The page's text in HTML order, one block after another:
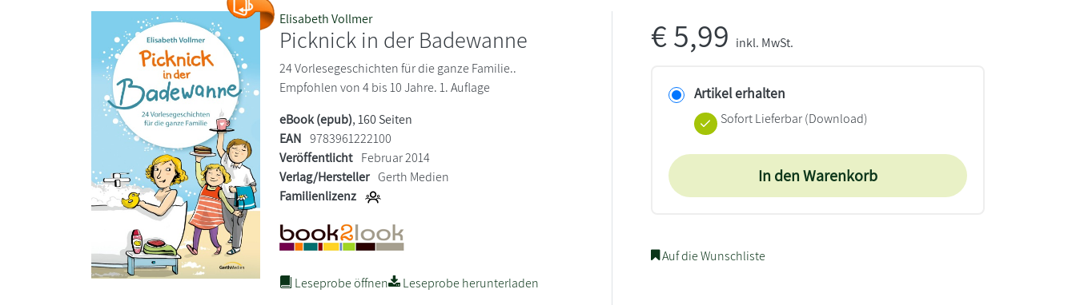
Elisabeth Vollmer
Picknick in der Badewanne
24 Vorlesegeschichten für die ganze Familie..
Empfohlen von 4 bis 10 Jahre. 1. Auflage
eBook (epub), 160 Seiten
EAN 9783961222100
Veröffentlicht Februar 2014
Verlag/Hersteller Gerth Medien
Familienlizenz
Leseprobe öffnen Leseprobe herunterladen
€5,99 inkl. MwSt.
Artikel erhalten
Sofort Lieferbar (Download)
In den Warenkorb
Auf die Wunschliste